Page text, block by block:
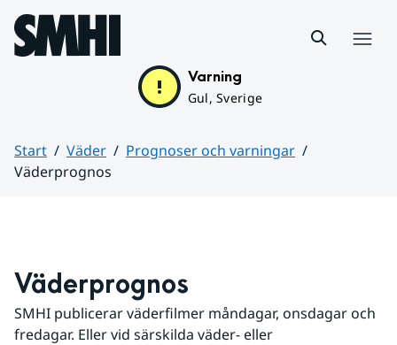
Hoppa till sidans innehåll
Varning
Gul, Sverige
Start Väder
Prognoser och varningar
Väderprognos
Väderprognos
SMHI publicerar väderfilmer måndagar, onsdagar och
fredagar. Eller vid särskilda väder- eller